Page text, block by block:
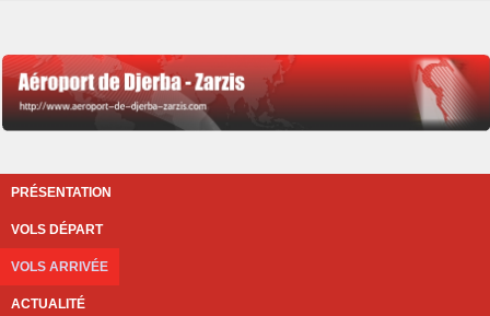
PRÉSENTATION
VOLS DÉPART
VOLS ARRIVÉE
ACTUALITÉ